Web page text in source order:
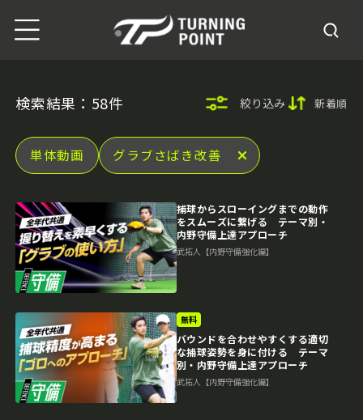
検索結果：58件 絞り込み 新着順
単体動画 グラブさばき改善
捕球からスローイングまでの動作
をスムーズに繋げる テーマ別・
内野守備上達アプローチ
武拓人【内野守備強化編】
無料
バウンドを合わせやすくする適切
な捕球姿勢を身に付ける テーマ
別・内野守備上達アプローチ
武拓人【内野守備強化編】